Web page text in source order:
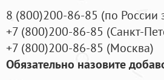
8 (800)200-86-85 (по России
+7 (800)200-86-85 (Санкт-
+7 (800)200-86-85 (Москва)
Обязательно назовите